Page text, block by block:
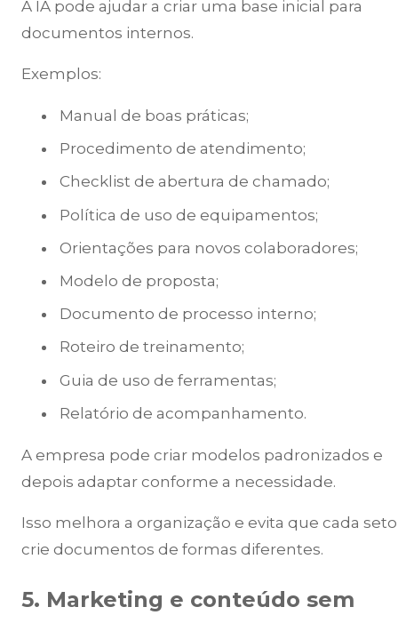
A IA pode ajudar a criar uma base inicial para
documentos internos.
Exemplos:
Manual de boas práticas;
Procedimento de atendimento;
Checklist de abertura de chamado;
Política de uso de equipamentos;
Orientações para novos colaboradores;
Modelo de proposta;
Documento de processo interno;
Roteiro de treinamento;
Guia de uso de ferramentas;
Relatório de acompanhamento.
A empresa pode criar modelos padronizados e
depois adaptar conforme a necessidade.
Isso melhora a organização e evita que cada
crie documentos de formas diferentes.
5. Marketing e conteúdo sem